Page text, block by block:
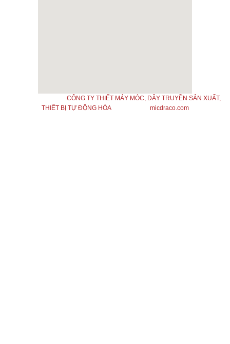
CÔNG TY THIẾT MÁY MÓC, DÂY TRUYỀN SẢN XUẤT,
THIẾT BỊ TỰ ĐỘNG HÓA| Thiết kế bởi micdraco.com